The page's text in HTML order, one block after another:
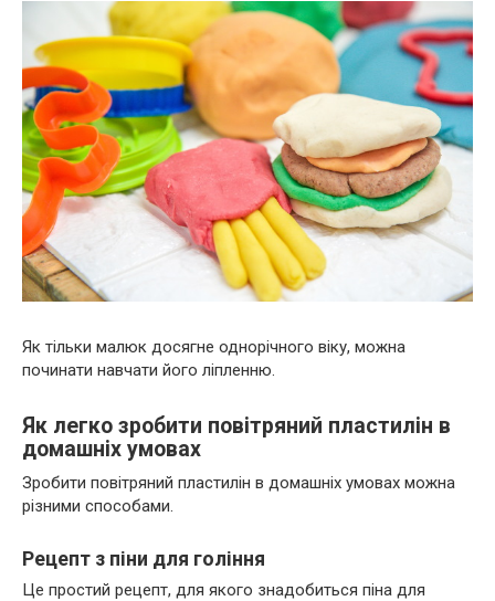
Як тільки малюк досягне однорічного віку, можна
починати навчати його ліпленню.
Як легко зробити повітряний пластилін в
домашніх умовах
Зробити повітряний пластилін в домашніх умовах можна
різними способами.
Рецепт з піни для гоління
Це простий рецепт, для якого знадобиться піна для